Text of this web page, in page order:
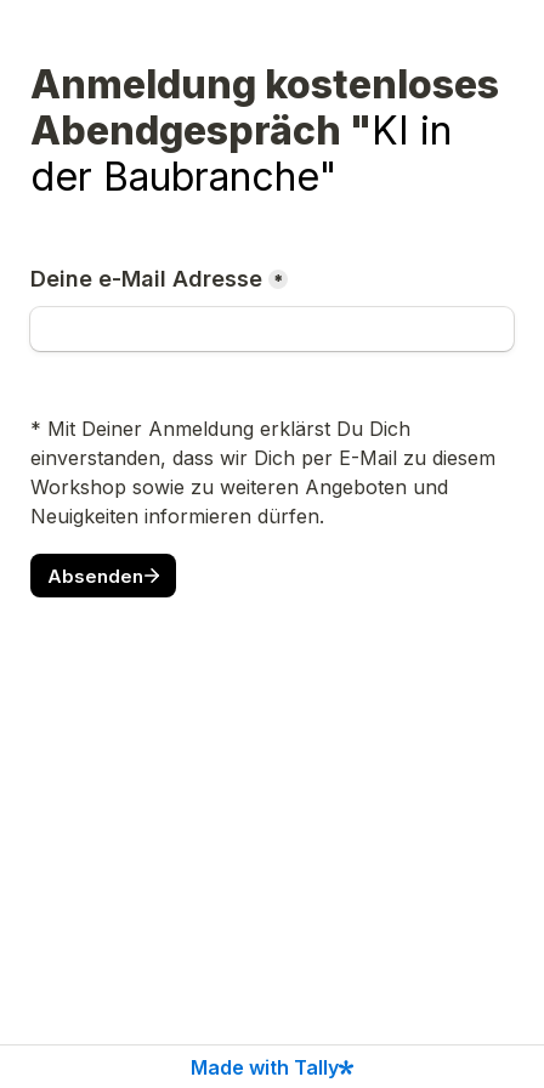
Anmeldung kostenloses
Abendgespräch "KI in
der Baubranche"
Deine e-Mail Adresse *
* Mit Deiner Anmeldung erklärst Du Dich
einverstanden, dass wir Dich per E-Mail zu diesem
Workshop sowie zu weiteren Angeboten und
Neuigkeiten informieren dürfen.
Absenden
Made with Tally